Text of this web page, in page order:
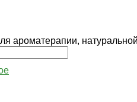
ароматерапии,